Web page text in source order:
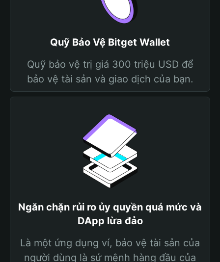
Quỹ Bảo Vệ Bitget Wallet
Quỹ bảo vệ trị giá 300 triệu USD để
bảo vệ tài sản và giao dịch của bạn.
Ngăn chặn rủi ro ủy quyền quá mức và
DApp lừa đảo
Là một ứng dụng ví, bảo vệ tài sản của
người dùng là sứ mệnh hàng đầu của